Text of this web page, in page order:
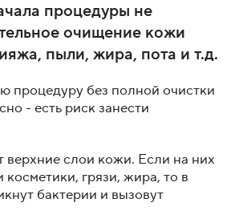
процедуры не
очищение кожи
пыли, жира, пота и т.д.
процедуру без полной очистки
- есть риск занести
верхние слои кожи. Если на них
косметики, грязи, жира, то в
бактерии и вызовут